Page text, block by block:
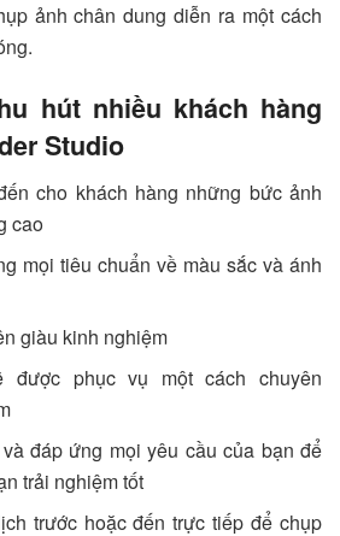
ảnh chân dung diễn ra một cách
hút nhiều khách hàng
Studio
cho khách hàng những bức ảnh
cao
mọi tiêu chuẩn về màu sắc và ánh
giàu kinh nghiệm
được phục vụ một cách chuyên
đáp ứng mọi yêu cầu của bạn để
trải nghiệm tốt
trước hoặc đến trực tiếp để chụp